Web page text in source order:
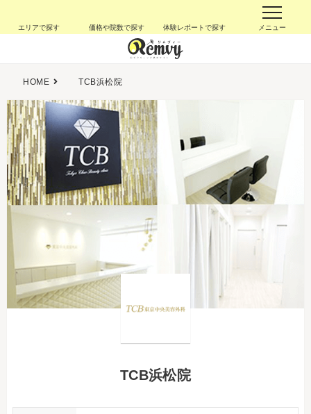
エリアで探す 価格や院数で探す 体験レポートで探す メニュー
HOME TCB浜松院
TCB浜松院